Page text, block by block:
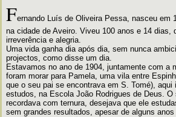
Fernando Luís de Oliveira Pessa, nasceu em
na cidade de Aveiro. Viveu 100 anos e 14 dias,
irreverência e alegria.
Uma vida ganha dia após dia, sem nunca
projectos, como disse um dia.
Estavamos no ano de 1904, juntamente com a
foram morar para Pamela, uma vila entre
que o seu pai se encontrava em S. Tomé), aqui
estudos, na Escola João Rodrigues de Deus. O
recordava com ternura, desejava que ele
sem grandes resultados, apesar de alguns